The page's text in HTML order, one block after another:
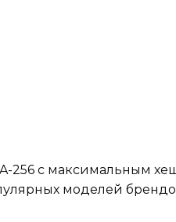
256 с максимальным
моделей